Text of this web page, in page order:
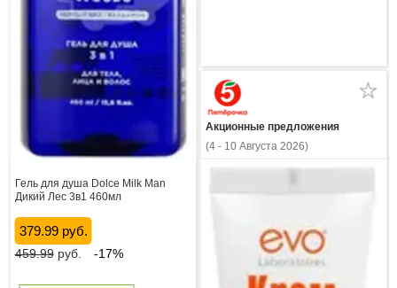
Гель для душа Dolce Milk Man
Дикий Лес 3в1 460мл
379.99 руб.
459.99руб. -17%
Акционные предложения
(4 - 10 Августа 2026)